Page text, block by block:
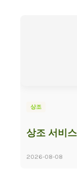
상조
상조 서비
2026-08-08